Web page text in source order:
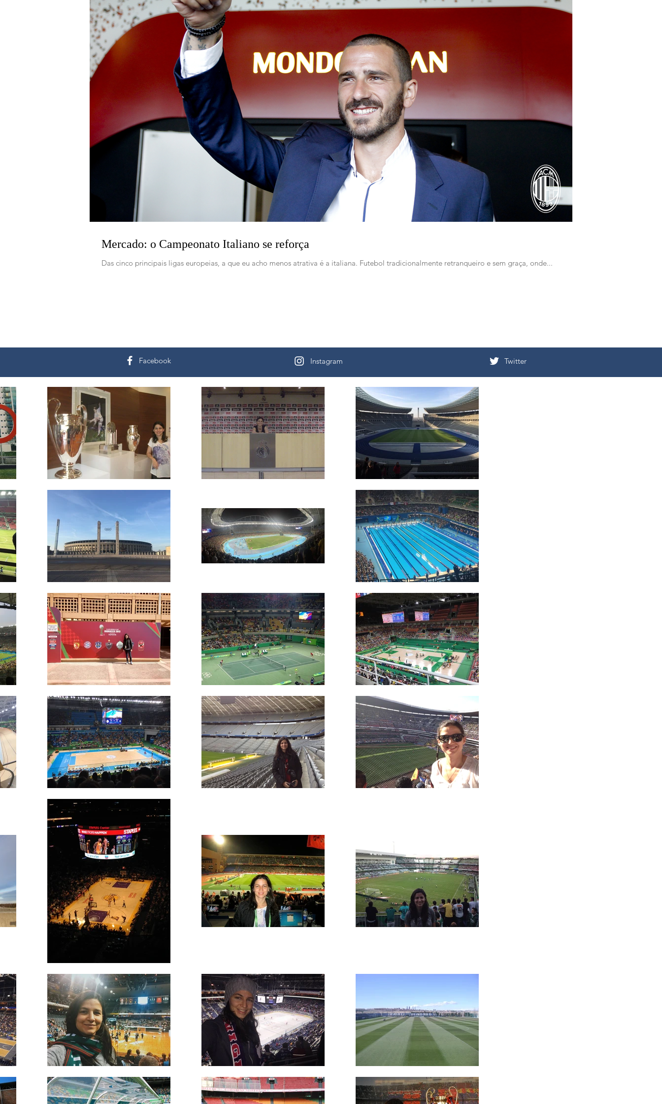
Mercado: o Campeonato Italiano se reforça
Das cinco principais ligas europeias, a que eu acho menos atrativa é a italiana. Futebol tradicionalmente retranqueiro e sem graça, onde...
Facebook Instagram Twitter